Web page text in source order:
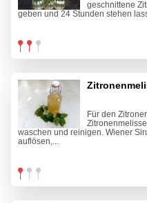
geschnittene
geben und 24 Stunden stehen
Für den
waschen und reinigen. Wiener
auflösen,...